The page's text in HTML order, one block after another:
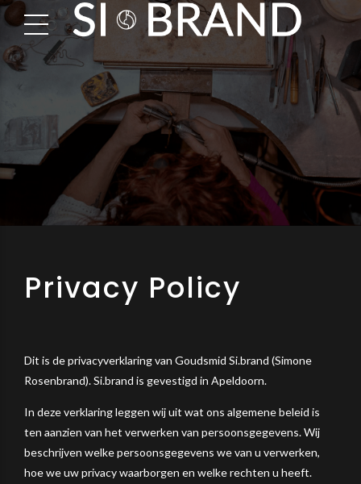
Privacy Policy
Dit is de privacyverklaring van Goudsmid Si.brand (Simone
Rosenbrand). Si.brand is gevestigd in Apeldoorn.
In deze verklaring leggen wij uit wat ons algemene beleid is
ten aanzien van het verwerken van persoonsgegevens. Wij
beschrijven welke persoonsgegevens we van u verwerken,
hoe we uw privacy waarborgen en welke rechten u heeft.